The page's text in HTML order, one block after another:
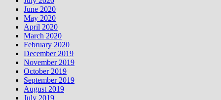
June 2020
May 2020
April 2020
March 2020
February 2020
December 2019
November 2019
October 2019
September 2019
August 2019
July 2019